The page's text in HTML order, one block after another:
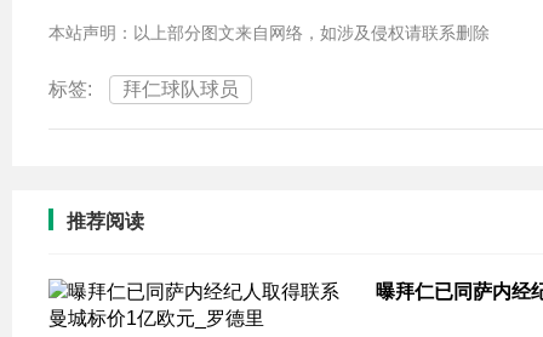
本站声明：以上部分图文来自网络，如涉及侵权请联系删除
标签: 拜仁球队球员
推荐阅读
曝拜仁已同萨内经